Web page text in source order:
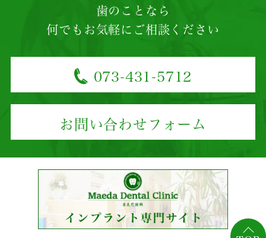
歯のことなら
何でもお気軽にご相談ください
073-431-5712
お問い合わせフォーム